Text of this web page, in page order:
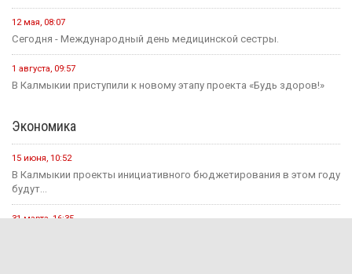
12 мая, 08:07
Сегодня - Международный день медицинской сестры.
1 августа, 09:57
В Калмыкии приступили к новому этапу проекта «Будь здоров!»
Экономика
15 июня, 10:52
В Калмыкии проекты инициативного бюджетирования в этом году
будут...
31 марта, 16:35